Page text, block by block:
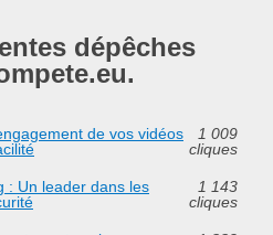
dépêches
de vos vidéos
1 009
cliques
: Un leader dans les
1 143
cliques